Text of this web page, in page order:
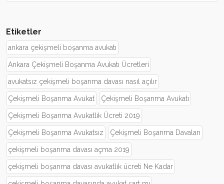
Etiketler
ankara çekişmeli boşanma avukatı
Ankara Çekişmeli Boşanma Avukatı Ücretleri
avukatsız çekişmeli boşanma davası nasıl açılır
Çekişmeli Boşanma Avukat Çekişmeli Boşanma Avukatı
Çekişmeli Boşanma Avukatlık Ücreti 2019
Çekişmeli Boşanma Avukatsız Çekişmeli Boşanma Davaları
çekişmeli boşanma davası açma 2019
çekişmeli boşanma davası avukatlık ücreti Ne Kadar